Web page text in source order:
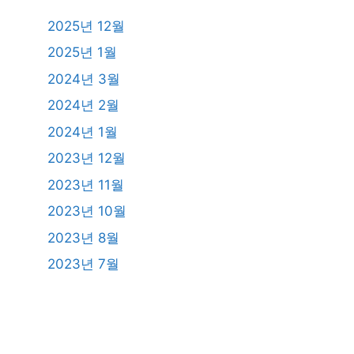
2025년 12월
2025년 1월
2024년 3월
2024년 2월
2024년 1월
2023년 12월
2023년 11월
2023년 10월
2023년 8월
2023년 7월